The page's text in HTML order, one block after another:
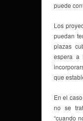
puede
Los
puedan
plazas
espera a
que
En el
no se
“cuando